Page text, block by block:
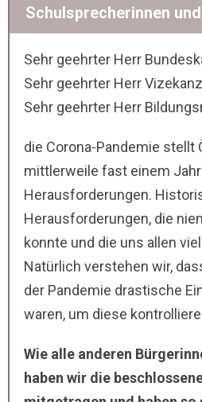
Schulsprecherinnen
Sehr geehrter Herr
Sehr geehrter Herr
Sehr geehrter Herr
die Corona-Pandemie stellt
mittlerweile fast einem
Herausforderungen.
Herausforderungen, die
konnte und die uns allen
Natürlich verstehen wir,
der Pandemie drastische
waren, um diese
Wie alle anderen
haben wir die